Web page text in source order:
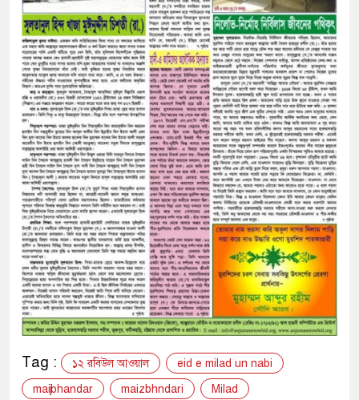
Tag : ১২ রবিউল আওয়াল
eid e milad un nabi
maijbhandar
maizbhndari Milad